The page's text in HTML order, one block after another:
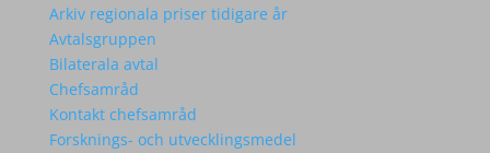
Arkiv regionala priser tidigare år
Avtalsgruppen
Bilaterala avtal
Chefsamråd
Kontakt chefsamråd
Forsknings- och utvecklingsmedel